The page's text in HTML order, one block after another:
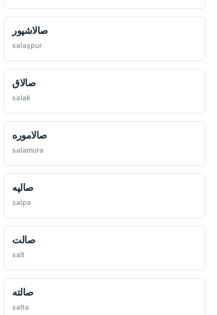
صالاشپور
salaşpur
صالاق
salak
صالاموره
salamura
صالپه
salpa
صالت
salt
صالته
salta